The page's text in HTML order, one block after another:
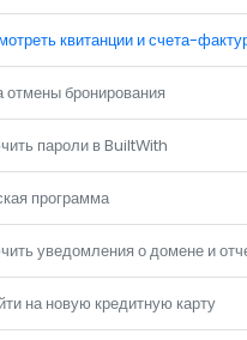
квитанции и счета-
отмены бронирования
пароли в BuiltWith
программа
уведомления о домене и
на новую кредитную карту